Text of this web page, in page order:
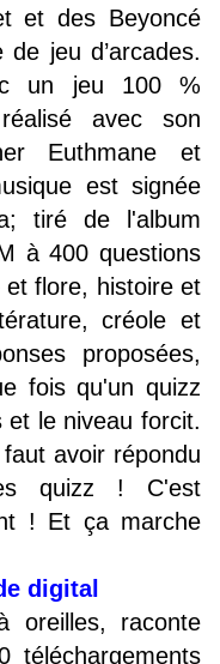
et des Beyoncé
jeu d’arcades.
un jeu 100 %
avec son
Euthmane et
est signée
tiré de l'album
à 400 questions
flore, histoire et
créole et
proposées,
fois qu'un quizz
et le niveau forcit.
avoir répondu
quizz ! C'est
! Et ça marche
digital
oreilles, raconte